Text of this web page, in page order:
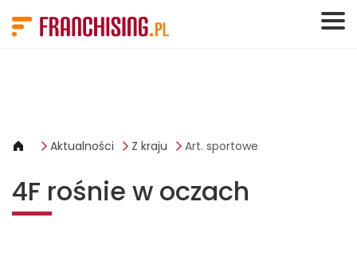
Aktualności Z kraju Art. sportowe
4F rośnie w oczach